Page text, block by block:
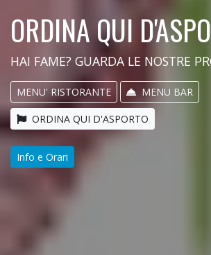
ORDINA QUI
HAI FAME? GUARDA LE NOSTRE
MENU' RISTORANTE MENU BAR
ORDINA QUI D'ASPORTO
Info e Orari